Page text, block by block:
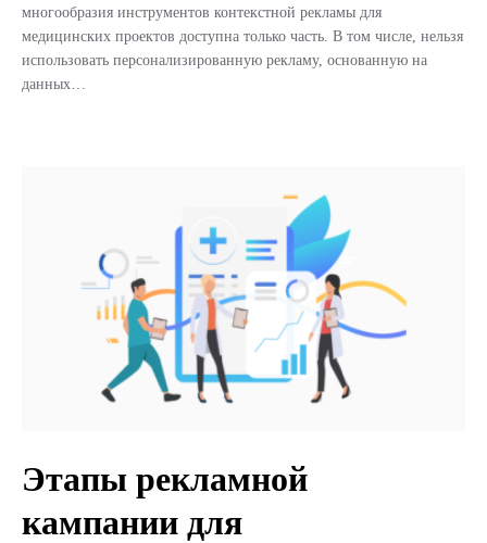
многообразия инструментов контекстной рекламы для
медицинских проектов доступна только часть. В том числе, нельзя
использовать персонализированную рекламу, основанную на
данных…
Этапы рекламной
кампании для